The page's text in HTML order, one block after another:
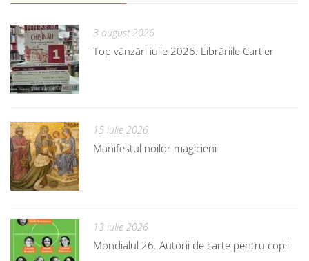
3 august 2026
Top vânzări iulie 2026. Librăriile Cartier
15 iulie 2026
Manifestul noilor magicieni
13 iulie 2026
Mondialul 26. Autorii de carte pentru copii